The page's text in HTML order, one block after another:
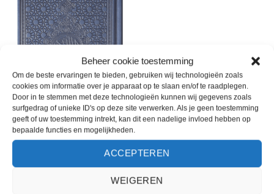
Beheer cookie toestemming
Om de beste ervaringen te bieden, gebruiken wij technologieën zoals
cookies om informatie over je apparaat op te slaan en/of te raadplegen.
Door in te stemmen met deze technologieën kunnen wij gegevens zoals
surfgedrag of unieke ID's op deze site verwerken. Als je geen toestemming
geeft of uw toestemming intrekt, kan dit een nadelige invloed hebben op
bepaalde functies en mogelijkheden.
ACCEPTEREN
WEIGEREN
NIEUW
Toevoegen
aan
wenslijst
De heilige Qoraan — Uthmani-
script — met Nederlandse
€35,00